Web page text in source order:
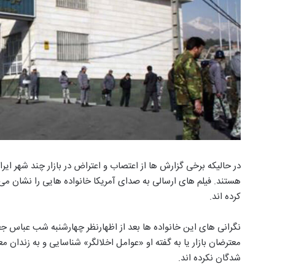
در حالیکه برخی گزارش ها از اعتصاب و اعتراض در بازار چند شهر
هستند. فیلم های ارسالی به صدای آمریکا خانواده هایی را نشان
کرده اند.
نگرانی های این خانواده ها بعد از اظهارنظر چهارشنبه شب عباس
معترضان بازار یا به گفته او «عوامل اخلالگر» شناسایی و به
شدگان نکرده اند.